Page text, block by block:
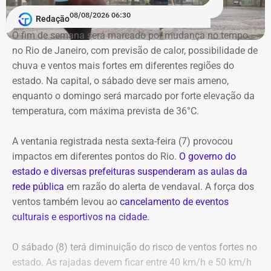
No domingo (09), a programação chega à Praça Mauá,
na Região Portuária, que recebe uma maratona de
apresentações gratuitas ao ar livre ao longo do dia. O
festival também conta com espetáculos a preços
populares (R$ 20 a inteira) nos teatros Carlos Gomes,
Nelson Rodrigues e João Caetano, além do Espaço
Tápias. A programação completa e os ingressos para as
nomeado na prefeitura, dessa vez, na Secretaria
Municipal de Assistência Social e Direitos Humanos.
E com data retroativa: valendo a partir de 1º de janeiro.
Em outubro do mesmo ano, foi a vez de o próprio André
Marinho pedir para sair.
A exoneração, assinada no dia 23, encerrou a passagem
do rapaz pela Prefeitura do Rio.
Redação08/08/2026 06:30
O fim de semana será marcado por mudança no tempo
no Rio de Janeiro, com previsão de calor, possibilidade de
chuva e ventos mais fortes em diferentes regiões do
estado. Na capital, o sábado deve ser mais ameno,
enquanto o domingo será marcado por forte elevação da
temperatura, com máxima prevista de 36°C.
A ventania registrada nesta sexta-feira (7) provocou
impactos em diferentes pontos do Rio. O governo do
estado e diversas prefeituras suspenderam as aulas da
rede pública em razão do alerta de vendaval. A força dos
ventos também levou ao cancelamento de eventos
culturais e esportivos na cidade.
O sábado (8) terá diminuição do risco de ventos fortes no
estado. As rajadas devem ficar entre 40 km/h e 50 km/h